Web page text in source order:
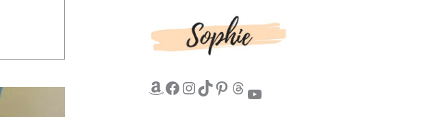
Amazon Facebook InstagramTikTok Pinterest Threads YouTube